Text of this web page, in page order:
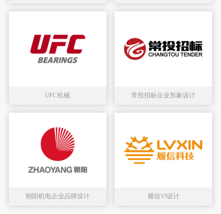
UFC机械 常投招标企业形象设计
朝阳机电企业品牌设计 履信VI设计